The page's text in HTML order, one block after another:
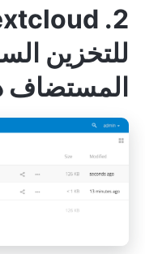
للتخزين
المستضاف